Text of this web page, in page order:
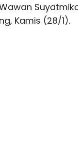
Kamis (28/1).